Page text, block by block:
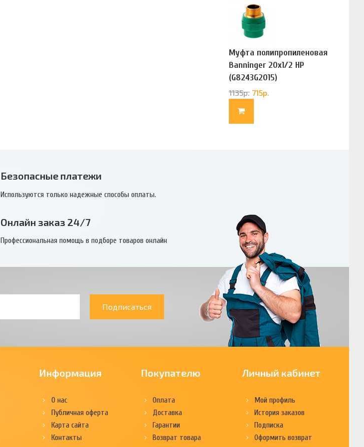
Муфта полипропиленовая
Banninger 20х1/2 НР
(G8243G2015)
1135р. 715р.
Безопасные платежи
Используются только надежные способы оплаты.
Онлайн заказ 24/7
Профессиональная помощь в подборе товаров онлайн
Подписаться
Информация
О нас
Публичная оферта
Карта сайта
Контакты
Покупателю
Оплата
Доставка
Гарантии
Возврат товара
Личный кабинет
Мой профиль
История заказов
Подписка
Оформить возврат